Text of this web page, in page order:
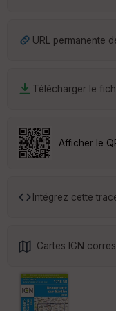
URL permanente
Télécharger le
Afficher le
Intégrez cette
Cartes IGN